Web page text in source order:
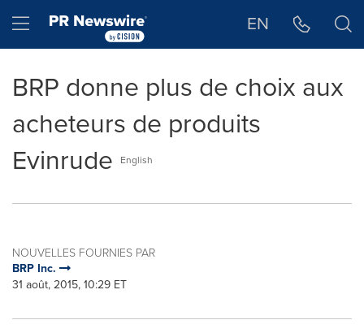
Hamburger menu EN
BRP donne plus de choix aux
acheteurs de produits
Evinrude
English
NOUVELLES FOURNIES PAR
BRP Inc.
31 août, 2015, 10:29 ET